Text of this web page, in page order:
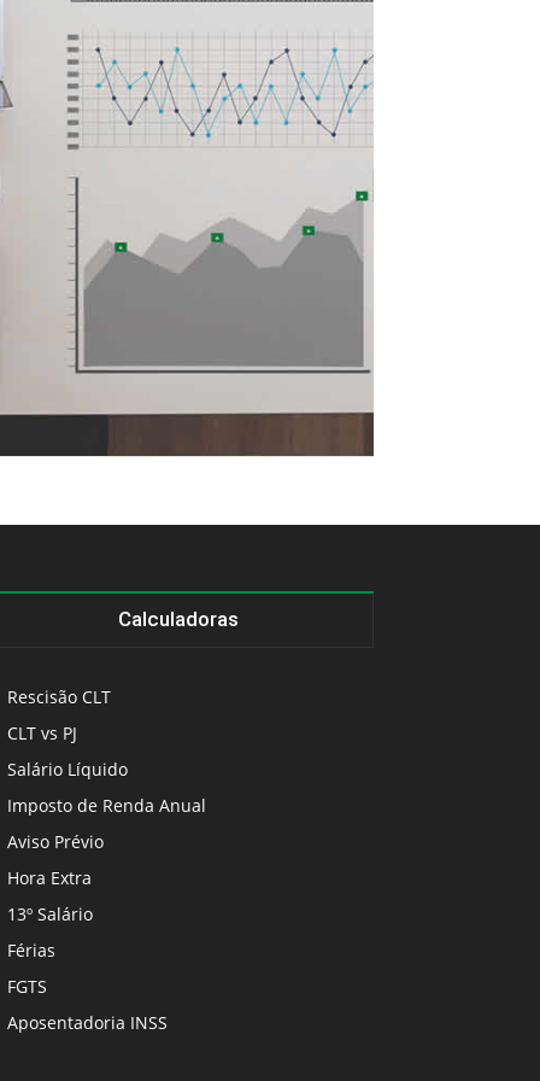
Calculadoras
Rescisão CLT
CLT vs PJ
Salário Líquido
Imposto de Renda Anual
Aviso Prévio
Hora Extra
13º Salário
Férias
FGTS
Aposentadoria INSS